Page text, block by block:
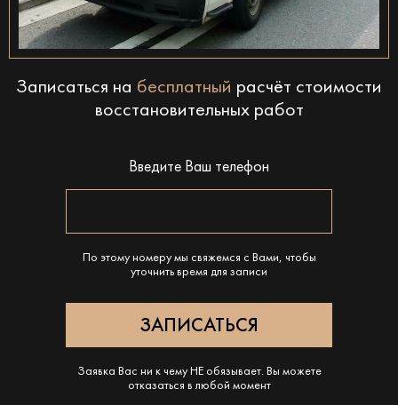
Записаться на бесплатный расчёт стоимости
восстановительных работ
Введите Ваш телефон
По этому номеру мы свяжемся с Вами, чтобы
уточнить время для записи
Заявка Вас ни к чему НЕ обязывает. Вы можете
отказаться в любой момент